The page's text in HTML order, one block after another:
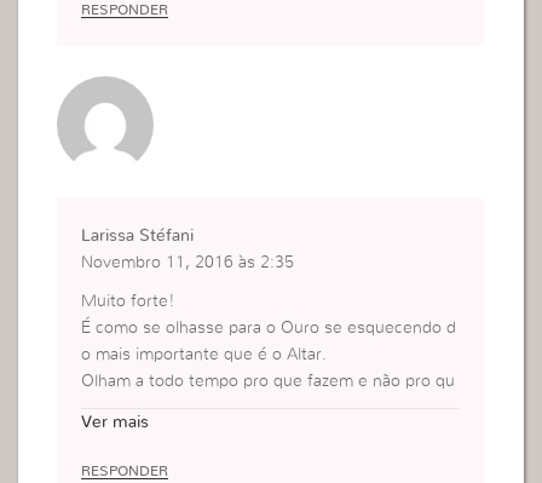
RESPONDER
Larissa Stéfani
Novembro 11, 2016 às 2:35
Muito forte!
É como se olhasse para o Ouro se esquecendo d
o mais importante que é o Altar.
Olham a todo tempo pro que fazem e não pro qu
Ver mais
RESPONDER